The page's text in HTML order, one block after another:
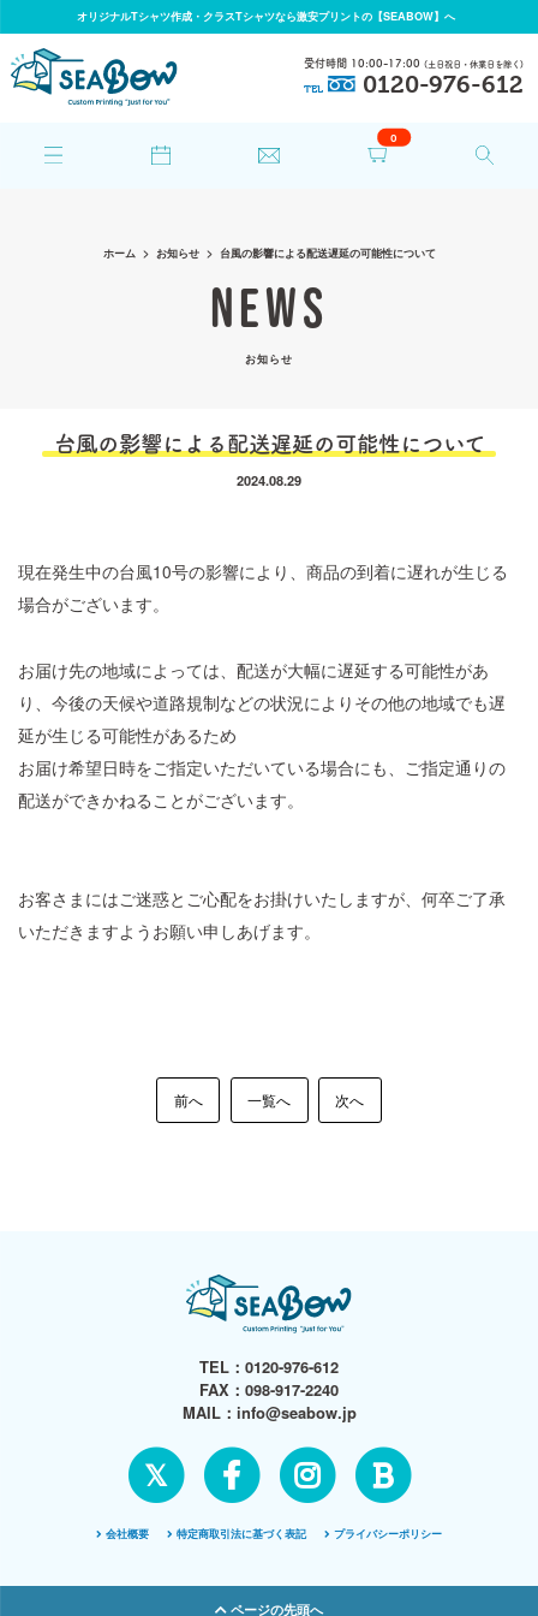
オリジナルTシャツ作成・クラスTシャツなら激安プリントの【SEABOW】へ
0
受付時間 10:00-17:00 (土日祝日・休業日を除く)
TEL 0120-976-612
ホーム お知らせ 台風の影響による配送遅延の可能性について
NEWS
お知らせ
台風の影響による配送遅延の可能性について
2024.08.29
現在発生中の台風10号の影響により、商品の到着に遅れが生じる
場合がございます。
お届け先の地域によっては、配送が大幅に遅延する可能性があ
り、今後の天候や道路規制などの状況によりその他の地域でも遅
延が生じる可能性があるため
お届け希望日時をご指定いただいている場合にも、ご指定通りの
配送ができかねることがございます。
お客さまにはご迷惑とご心配をお掛けいたしますが、何卒ご了承
いただきますようお願い申しあげます。
前へ 一覧へ 次へ
TEL： 0120-976-612
FAX：098-917-2240
MAIL： info@seabow.jp
𝕏
会社概要 特定商取引法に基づく表記 プライバシーポリシー
ページの先頭へ